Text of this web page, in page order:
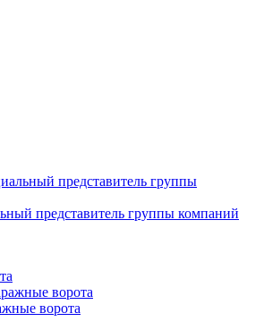
представитель группы компаний
ворота
ворота